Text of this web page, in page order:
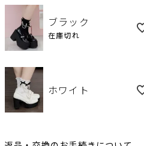
ブラック
在庫切れ
ホワイト